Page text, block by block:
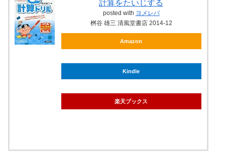
計算をたいじする
posted with ヨメレバ
桝谷 雄三 清風堂書店 2014-12
Amazon
Kindle
楽天ブックス